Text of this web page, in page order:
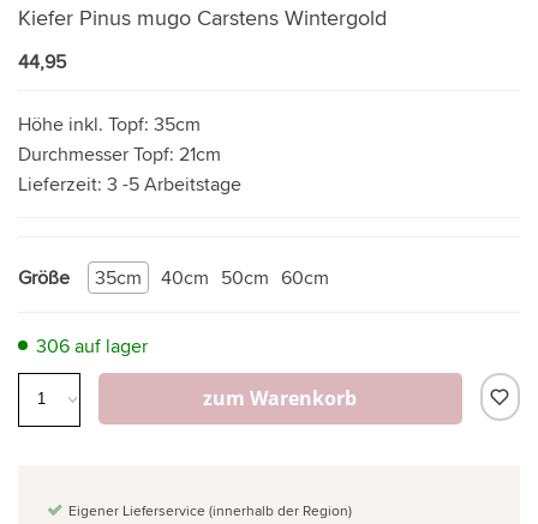
Kiefer Pinus mugo Carstens Wintergold
44,95
Höhe inkl. Topf: 35cm
Durchmesser Topf: 21cm
Lieferzeit: 3 -5 Arbeitstage
Größe 50cm 60cm
35cm 40cm
306 auf lager
zum Warenkorb
Eigener Lieferservice (innerhalb der Region)